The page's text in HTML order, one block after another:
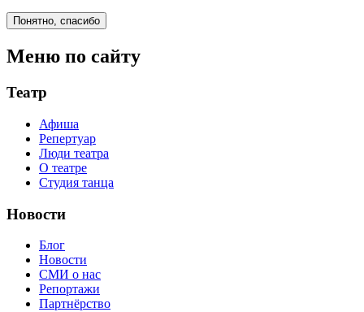
Понятно , спасибо
Меню по сайту
Театр
Афиша
Репертуар
Люди театра
О театре
Студия танца
Новости
Блог
Новости
СМИ о нас
Репортажи
Партнёрство